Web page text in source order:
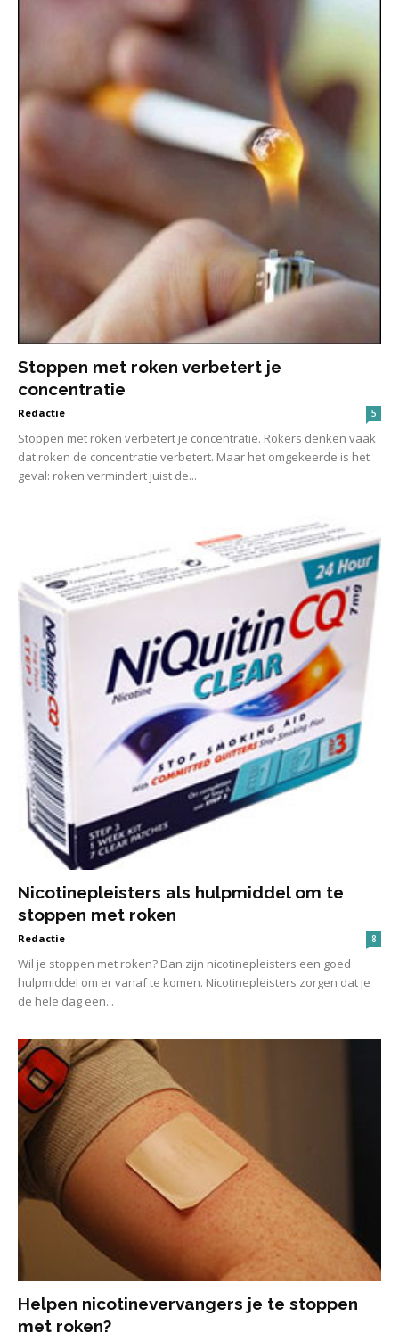
Stoppen met roken verbetert je
concentratie
Redactie 5
Stoppen met roken verbetert je concentratie. Rokers denken vaak
dat roken de concentratie verbetert. Maar het omgekeerde is het
geval: roken vermindert juist de...
Nicotinepleisters als hulpmiddel om te
stoppen met roken
Redactie 8
Wil je stoppen met roken? Dan zijn nicotinepleisters een goed
hulpmiddel om er vanaf te komen. Nicotinepleisters zorgen dat je
de hele dag een...
Helpen nicotinevervangers je te stoppen
met roken?